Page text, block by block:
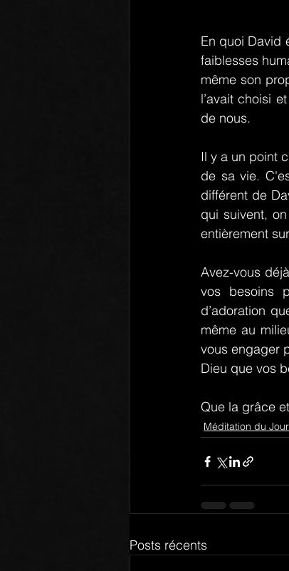
En quoi David
faiblesses
même son
l’avait choisi
de nous.
Il y a un point
de sa vie.
différent de
qui suivent,
entièrement
Avez-vous
vos besoins
d’adoration
même au
vous engager
Dieu que vos
Que la grâce
Méditation du Jour
Posts récents